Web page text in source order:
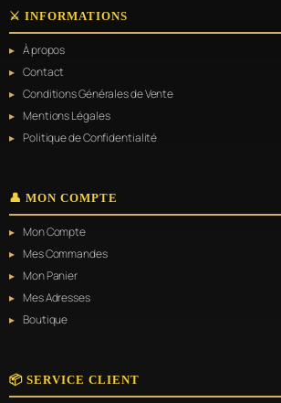
⚔️ INFORMATIONS
À propos
Contact
Conditions Générales de Vente
Mentions Légales
Politique de Confidentialité
👤 MON COMPTE
Mon Compte
Mes Commandes
Mon Panier
Mes Adresses
Boutique
📦 SERVICE CLIENT